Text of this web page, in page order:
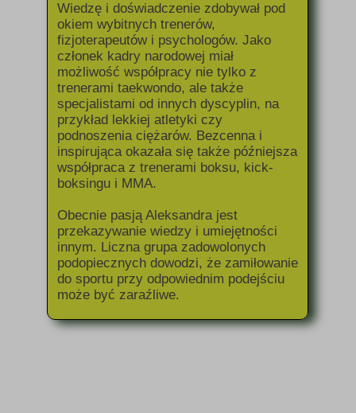
Wiedzę i doświadczenie zdobywał pod
okiem wybitnych trenerów,
fizjoterapeutów i psychologów. Jako
członek kadry narodowej miał
możliwość współpracy nie tylko z
trenerami taekwondo, ale także
specjalistami od innych dyscyplin, na
przykład lekkiej atletyki czy
podnoszenia ciężarów. Bezcenna i
inspirująca okazała się także późniejsza
współpraca z trenerami boksu, kick-
boksingu i MMA.
Obecnie pasją Aleksandra jest
przekazywanie wiedzy i umiejętności
innym. Liczna grupa zadowolonych
podopiecznych dowodzi, że zamiłowanie
do sportu przy odpowiednim podejściu
może być zaraźliwe.